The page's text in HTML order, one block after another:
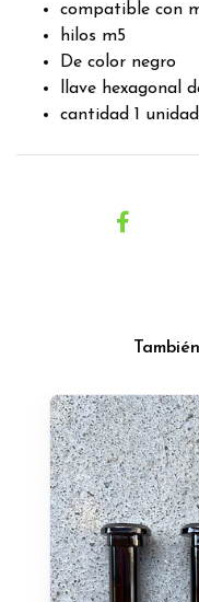
compatible con
hilos m5
De color negro
llave hexagonal
cantidad 1 unidad